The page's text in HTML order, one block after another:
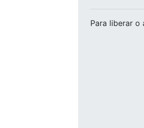
Para liberar o